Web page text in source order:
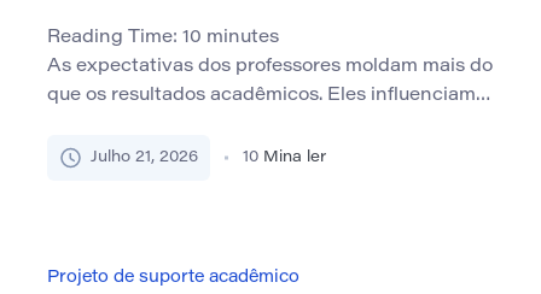
Reading Time: 10 minutes
As expectativas dos professores moldam mais do
que os resultados acadêmicos. Eles influenciam a
respondem a erros, participam nas aulas e
oportunidades de liderança e segundas chances.
Julho 21, 2026 10 Mina ler
Projeto de suporte acadêmico